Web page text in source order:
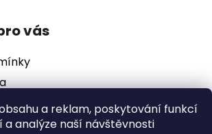
a reklam, poskytování funkcí
analýze naší návštěvnosti
vás
osobních údajů